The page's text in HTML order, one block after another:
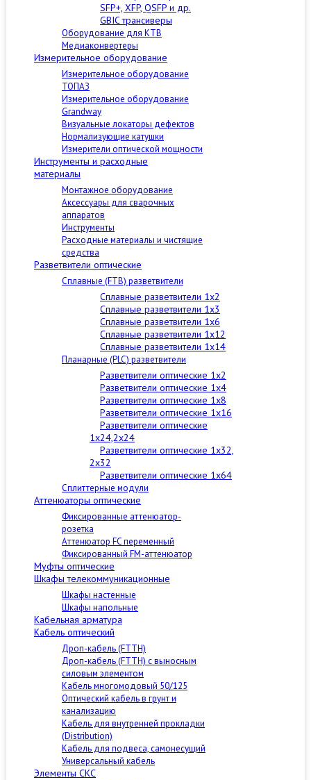
SFP+, XFP, QSFP и др.
GBIC трансиверы
Оборудование для КТВ
Медиаконвертеры
Измерительное оборудование
Измерительное оборудование
ТОПАЗ
Измерительное оборудование
Grandway
Визуальные локаторы дефектов
Нормализующие катушки
Измерители оптической мощности
Инструменты и расходные
материалы
Монтажное оборудование
Аксессуары для сварочных
аппаратов
Инструменты
Расходные материалы и чистящие
средства
Разветвители оптические
Сплавные (FTB) разветвители
Сплавные разветвители 1x2
Сплавные разветвители 1x3
Сплавные разветвители 1x6
Сплавные разветвители 1x12
Сплавные разветвители 1x14
Планарные (PLC) разветвители
Разветвители оптические 1x2
Разветвители оптические 1x4
Разветвители оптические 1x8
Разветвители оптические 1x16
Разветвители оптические
1x24,2x24
Разветвители оптические 1x32,
2x32
Разветвители оптические 1x64
Сплиттерные модули
Аттенюаторы оптические
Фиксированные аттенюатор-
розетка
Аттенюатор FC переменный
Фиксированный FM-аттенюатор
Муфты оптические
Шкафы телекоммуникационные
Шкафы настенные
Шкафы напольные
Кабельная арматура
Кабель оптический
Дроп-кабель (FTTH)
Дроп-кабель (FTTH) с выносным
силовым элементом
Кабель многомодовый 50/125
Оптический кабель в грунт и
канализацию
Кабель для внутренней прокладки
(Distribution)
Кабель для подвеса, самонесущий
Универсальный кабель
Элементы СКС